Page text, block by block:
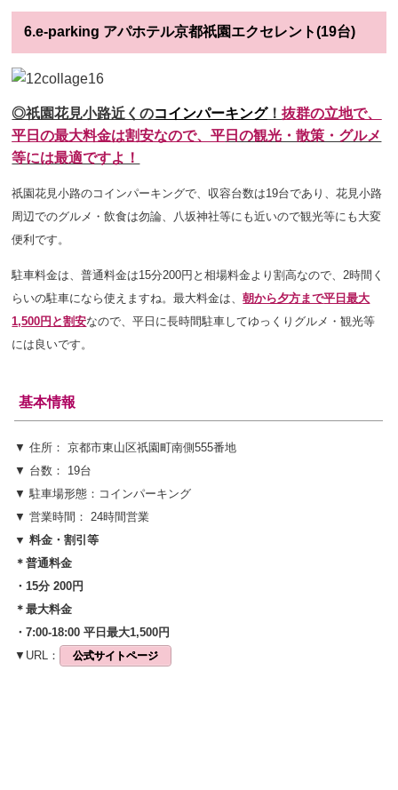
6.e-parking アパホテル京都祇園エクセレント(19台)
◎祇園花見小路近くのコインパーキング！抜群の立地で、
平日の最大料金は割安なので、平 日の観光・散策・グルメ
等には最適ですよ！
祇園花見小路のコインパーキングで、収容台数は19台であり
、花見小路
周辺でのグルメ・飲食は勿論、八坂神社等にも近いので観光等にも大変
便利です。
駐車料金は、普通料金は15分200円と相場料金より割高なので、2時間く
らいの駐車になら使えますね。最大料金は、朝から夕方まで平日最大
1,500円と割安なので、平日に長時間駐車してゆっくりグルメ・観光等
には良いです。
基本情報
▼ 住所： 京都市東山区祇園町南側555番地
▼ 台数： 19台
▼ 駐車場形態：コインパーキング
▼ 営業時間： 24時間営業
▼ 料金・割引等
＊普通料金
・15分 200円
＊最大料金
・7:00-18:00 平日最大1,500円
▼URL：
公式サイトページ